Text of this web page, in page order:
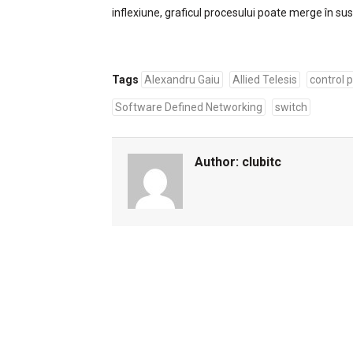
inflexiune, graficul procesului poate merge în
Tags Alexandru Gaiu Allied Telesis control
Software Defined Networking switch
Author: clubitc